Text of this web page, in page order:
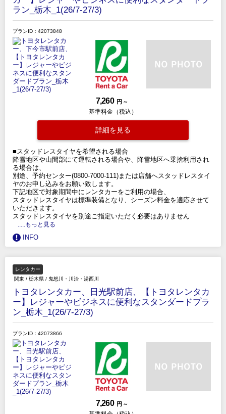
ラン_栃木_1(26/7-27/3)
プランID：42073848
7,260 円 ～
基準料金（税込）
詳細を見る
■スタッドレスタイヤを希望される場合
降雪地区や山間部にて運転される場合や、降雪地区へ乗捨利用され
る場合は、
別途、予約センター(0800-7000-111)または店舗へスタッドレスタイ
ヤのお申し込みをお願い致します。
下記地区で対象期間中にレンタカーをご利用の場合、
スタッドレスタイヤは標準装備となり、シーズン料金を適応させて
いただきます。
スタッドレスタイヤを別途ご指定いただく必要はありません
.....もっと見る
INFO
レンタカー
関東 / 栃木県 / 鬼怒川・川治・湯西川
トヨタレンタカー、日光駅前店、【トヨタレンタカ
ー】レジャーやビジネスに便利なスタンダードプラ
ン_栃木_1(26/7-27/3)
プランID：42073866
7,260 円 ～